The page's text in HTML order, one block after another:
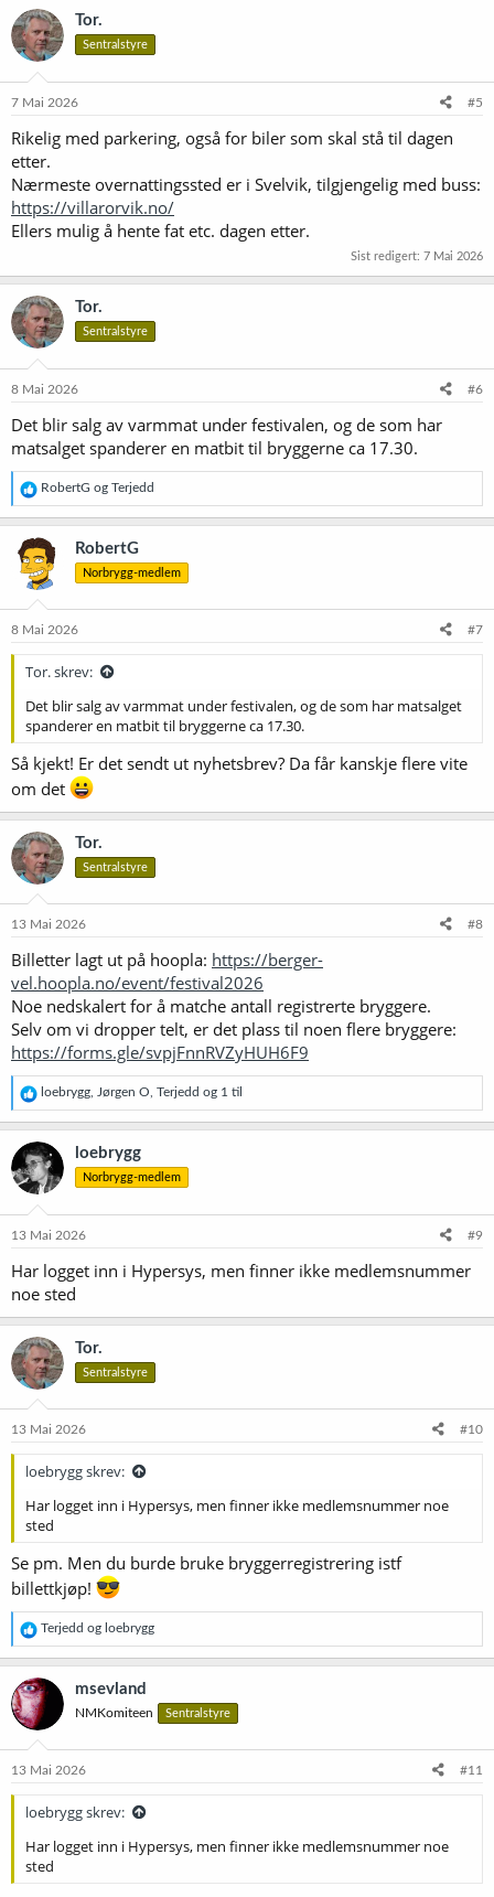
k
s
j
o
e
:
Tor.
Sentralstyre
7 Mai 2026 #5
Rikelig med parkering, også for biler som skal stå til dagen
etter.
Nærmeste overnattingssted er i Svelvik, tilgjengelig med buss:
https://villarorvik.no/
Ellers mulig å hente fat etc. dagen etter.
Sist redigert: 7 Mai 2026
Tor.
Sentralstyre
8 Mai 2026 #6
Det blir salg av varmmat under festivalen, og de som har
matsalget spanderer en matbit til bryggerne ca 17.30.
R
e
a
k
s
j
o
e
RobertG og Terjedd
RobertG
Norbrygg-medlem
8 Mai 2026 #7
Tor. skrev:
Det blir salg av varmmat under festivalen, og de som har matsalget
spanderer en matbit til bryggerne ca 17.30.
Så kjekt! Er det sendt ut nyhetsbrev? Da får kanskje flere vite
om det
Tor.
Sentralstyre
13 Mai 2026 #8
Billetter lagt ut på hoopla: https://berger-
vel.hoopla.no/event/festival2026
Noe nedskalert for å matche antall registrerte bryggere.
Selv om vi dropper telt, er det plass til noen flere bryggere:
https://forms.gle/svpjFnnRVZyHUH6F9
R
e
a
k
s
j
o
e
loebrygg Jørgen O Terjedd og 1 til
loebrygg
Norbrygg-medlem
13 Mai 2026 #9
Har logget inn i Hypersys, men finner ikke medlemsnummer
noe sted
Tor.
Sentralstyre
13 Mai 2026 #10
loebrygg skrev:
Har logget inn i Hypersys, men finner ikke medlemsnummer noe
sted
Se pm. Men du burde bruke bryggerregistrering istf
billettkjøp!
R
e
a
k
s
j
o
e
Terjedd og loebrygg
msevland
NMKomiteen Sentralstyre
13 Mai 2026 #11
loebrygg skrev:
Har logget inn i Hypersys, men finner ikke medlemsnummer noe
sted